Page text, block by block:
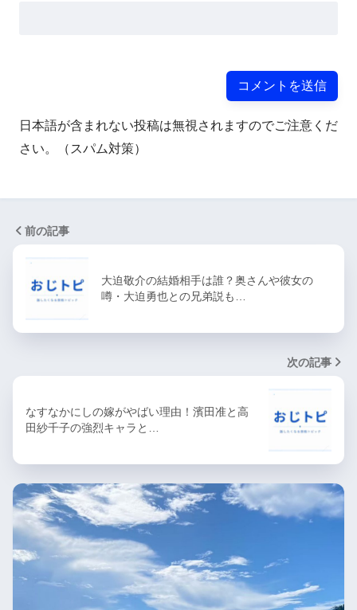
日本語が含まれない投稿は無視されますのでご注意くだ
さい。（スパム対策）
前の記事
大迫敬介の結婚相手は誰？奥さんや彼女の
噂・大迫勇也との兄弟説も…
次の記事
なすなかにしの嫁がやばい理由！濱田准と高
田紗千子の強烈キャラと…